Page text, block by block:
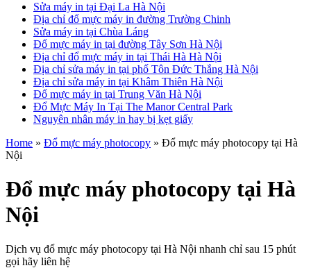
Sửa máy in tại Đại La Hà Nội
Địa chỉ đổ mực máy in đường Trường Chinh
Sửa máy in tại Chùa Láng
Đổ mực máy in tại đường Tây Sơn Hà Nội
Địa chỉ đổ mực máy in tại Thái Hà Hà Nội
Địa chỉ sửa máy in tại phố Tôn Đức Thắng Hà Nội
Địa chỉ sửa máy in tại Khâm Thiên Hà Nội
Đổ mực máy in tại Trung Văn Hà Nội
Đổ Mực Máy In Tại The Manor Central Park
Nguyên nhân máy in hay bị kẹt giấy
Home » Đổ mực máy photocopy » Đổ mực máy photocopy tại Hà
Nội
Đổ mực máy photocopy tại Hà
Nội
Dịch vụ đổ mực máy photocopy tại Hà Nội nhanh chỉ sau 15 phút
gọi hãy liên hệ